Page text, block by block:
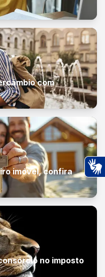
com
imóvel, confira
no imposto